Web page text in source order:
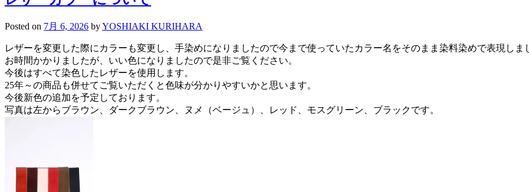
Posted on 7月 6, 2026 byYOSHIAKI KURIHARA
レザーを変更した際にカラーも変更し、手染めになりましたので今まで使っていたカラー名をそのまま染料染めで表現しま
お時間かかりましたが、いい色になりましたので是非ご覧ください。
今後はすべて染色したレザーを使用します。
25年～の商品も併せてご覧いただくと色味が分かりやすいかと思います。
今後新色の追加を予定しております。
写真は左からブラウン、ダークブラウン、ヌメ（ベージュ）、レッド、モスグリーン、ブラックです。